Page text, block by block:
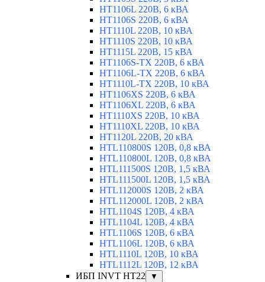
HT1106L 220В, 6 кВА
HT1106S 220В, 6 кВА
HT1110L 220В, 10 кВА
HT1110S 220В, 10 кВА
HT1115L 220В, 15 кВА
HT1106S-TX 220В, 6 кВА
HT1106L-TX 220В, 6 кВА
HT1110L-TX 220В, 10 кВА
HT1106XS 220В, 6 кВА
HT1106XL 220В, 6 кВА
HT1110XS 220В, 10 кВА
HT1110XL 220В, 10 кВА
HT1120L 220В, 20 кВА
HTL110800S 120В, 0,8 кВА
HTL110800L 120В, 0,8 кВА
HTL111500S 120В, 1,5 кВА
HTL111500L 120В, 1,5 кВА
HTL112000S 120В, 2 кВА
HTL112000L 120В, 2 кВА
HTL1104S 120В, 4 кВА
HTL1104L 120В, 4 кВА
HTL1106S 120В, 6 кВА
HTL1106L 120В, 6 кВА
HTL1110L 120В, 10 кВА
HTL1112L 120В, 12 кВА
ИБП INVT HT22
▼